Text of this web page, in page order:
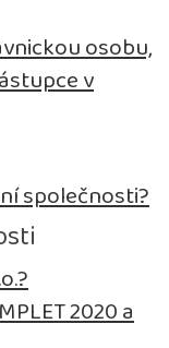
osobu,
v
společnosti?
2020 a